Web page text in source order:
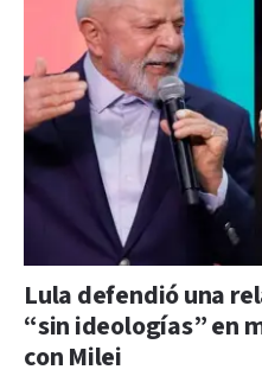
Lula defendió una
“sin ideologías” en
con Milei